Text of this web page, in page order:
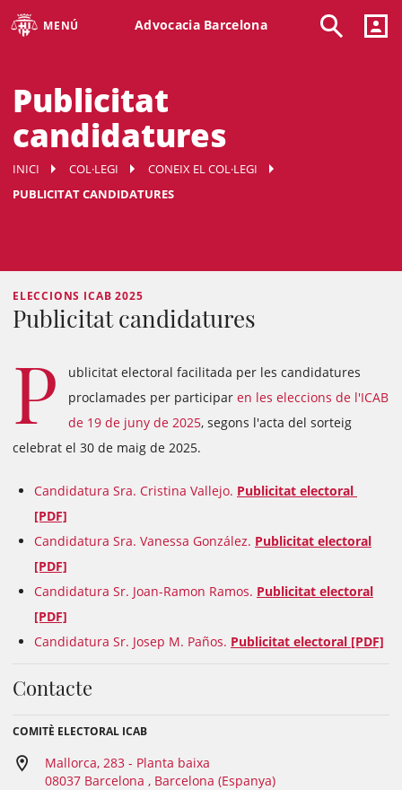
MENÚ Advocacia Barcelona
Publicitat
candidatures
INICI COL·LEGI
CONEIX EL COL·LEGI
PUBLICITAT CANDIDATURES
ELECCIONS ICAB 2025
Publicitat candidatures
P
ublicitat electoral facilitada per les candidatures
proclamades per participar en les eleccions de l'ICAB
de 19 de juny de 2025, segons l'acta del sorteig
celebrat el 30 de maig de 2025.
Candidatura Sra. Cristina Vallejo. Publicitat electoral
[PDF]
Candidatura Sra. Vanessa González. Publicitat electoral
[PDF]
Candidatura Sr. Joan-Ramon Ramos. Publicitat electoral
[PDF]
Candidatura Sr. Josep M. Paños. Publicitat electoral [PDF]
Contacte
COMITÈ ELECTORAL ICAB
Mallorca, 283 - Planta baixa
08037 Barcelona , Barcelona (Espanya)